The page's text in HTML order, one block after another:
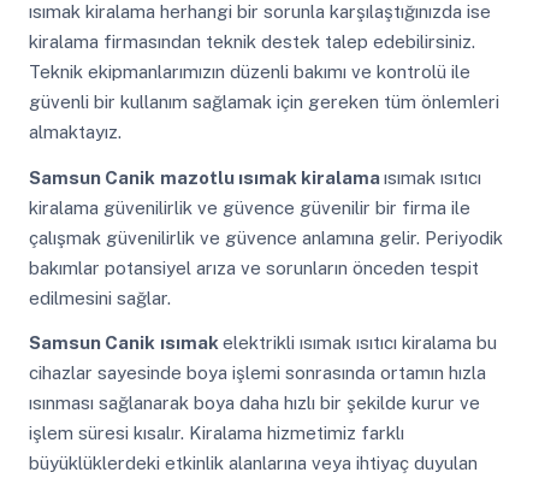
ısımak kiralama herhangi bir sorunla karşılaştığınızda ise
kiralama firmasından teknik destek talep edebilirsiniz.
Teknik ekipmanlarımızın düzenli bakımı ve kontrolü ile
güvenli bir kullanım sağlamak için gereken tüm önlemleri
almaktayız.
Samsun Canik mazotlu ısımak kiralamaısımak ısıtıcı
kiralama güvenilirlik ve güvence güvenilir bir firma ile
çalışmak güvenilirlik ve güvence anlamına gelir. Periyodik
bakımlar potansiyel arıza ve sorunların önceden tespit
edilmesini sağlar.
Samsun Canik ısımak elektrikli ısımak ısıtıcı kiralama bu
cihazlar sayesinde boya işlemi sonrasında ortamın hızla
ısınması sağlanarak boya daha hızlı bir şekilde kurur ve
işlem süresi kısalır. Kiralama hizmetimiz farklı
büyüklüklerdeki etkinlik alanlarına veya ihtiyaç duyulan